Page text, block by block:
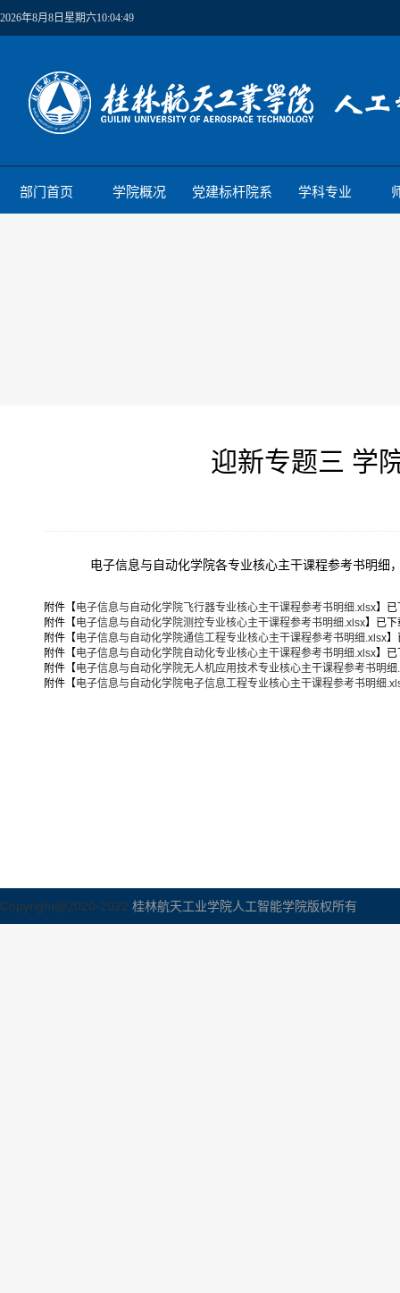
2026年8月8日星期六10:04:50
部门首页 学院概况 党建标杆院系 学科专业
迎新专题三 学
电子信息与自动化学院各专业核心主干课程参考书明细
附件【电子信息与自动化学院飞行器专业核心主干课程参考书明细.xlsx】已
附件【电子信息与自动化学院测控专业核心主干课程参考书明细.xlsx】已下
附件【电子信息与自动化学院通信工程专业核心主干课程参考书明细.xlsx】
附件【电子信息与自动化学院自动化专业核心主干课程参考书明细.xlsx】已
附件【电子信息与自动化学院无人机应用技术专业核心主干课程参考书明细
附件【电子信息与自动化学院电子信息工程专业核心主干课程参考书明细
Copyright@2020-2022 桂林航天工业学院人工智能学院版权所有